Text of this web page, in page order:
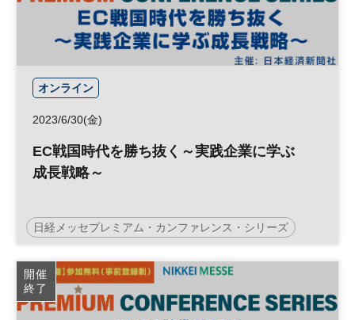
カーボンニュートラル サステナブル 投資
再生可能エネルギー ESG投資
参加無料
オンライン
2023/6/30(金)
EC戦国時代を勝ち抜く～実践企業に学ぶ
成長戦略～
日経メッセプレミアム・カンファレンス・シリーズ
集客 D2C 小売り EC DX 参加無料
プレミアム・カンファレンス・シリーズ
開催
終了